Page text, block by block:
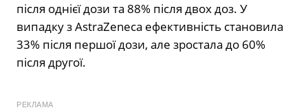
після однієї дози та 88% після двох доз. У
випадку з AstraZeneca ефективність становила
33% після першої дози, але зростала до 60%
після другої.
РЕКЛАМА